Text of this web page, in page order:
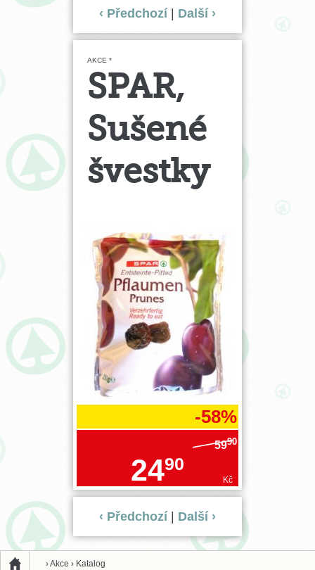
‹ Předchozí Další ›
AKCE *
SPAR,
Sušené
švestky
-58%
5990
2490
Kč
‹ Předchozí| Další ›
›Akce › Katalog